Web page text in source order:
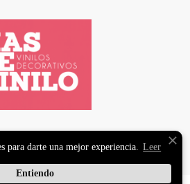
MasqueVinilo
para darte una mejor experiencia. Leer
Entiendo